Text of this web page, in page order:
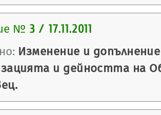
№ 3 / 17.11.2011
Изменение и
и дейността на